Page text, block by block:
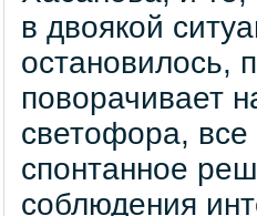
в двоякой
остановилось,
поворачивает
светофора,
спонтанное
соблюдения